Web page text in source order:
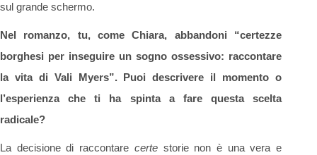
sul grande schermo.
Nel romanzo, tu, come Chiara, abbandoni “certezze
borghesi per inseguire un sogno ossessivo: raccontare
la vita di Vali Myers”. Puoi descrivere il momento o
l’esperienza che ti ha spinta a fare questa scelta
radicale?
La decisione di raccontare certestorie non è una vera e